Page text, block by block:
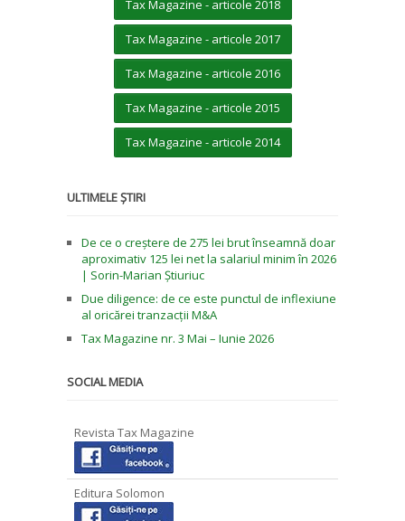
Tax Magazine - articole 2018
Tax Magazine - articole 2017
Tax Magazine - articole 2016
Tax Magazine - articole 2015
Tax Magazine - articole 2014
ULTIMELE ȘTIRI
De ce o creștere de 275 lei brut înseamnă doar
aproximativ 125 lei net la salariul minim în 2026
| Sorin-Marian Știuriuc
Due diligence: de ce este punctul de inflexiune
al oricărei tranzacții M&A
Tax Magazine nr. 3 Mai – Iunie 2026
SOCIAL MEDIA
Revista Tax Magazine
Editura Solomon